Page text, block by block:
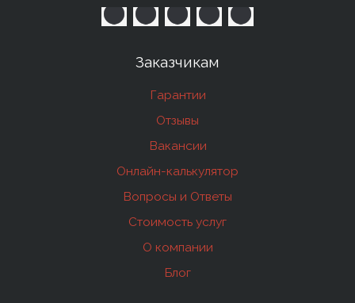
Заказчикам
Гарантии
Отзывы
Вакансии
Онлайн-калькулятор
Вопросы и Ответы
Стоимость услуг
О компании
Блог